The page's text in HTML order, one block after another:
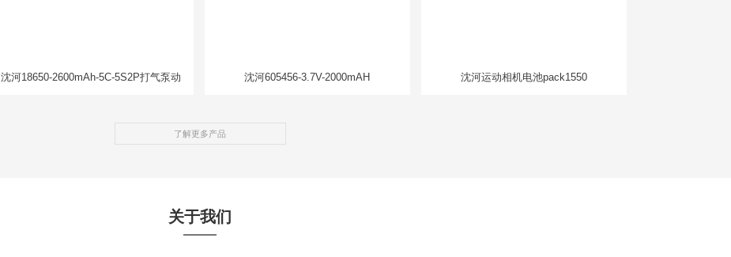
沈河18650-2600mAh-5C-5S2P打气泵动
沈河605456-3.7V-2000mAH 沈河运动相机电池pack1550
了解更多产品
关于我们